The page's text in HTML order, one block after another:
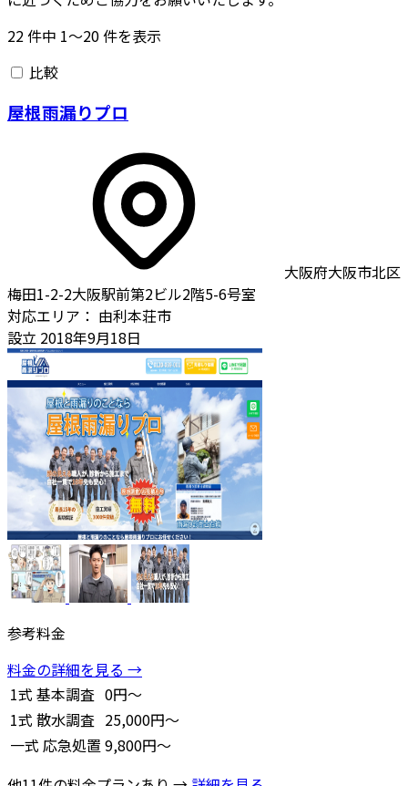
22件中 1〜20件を表示
比較
屋根雨漏りプロ
大阪府大阪市北区
梅田1-2-2大阪駅前第2ビル2階5-6号室
対応エリア： 由利本荘市
設立 2018年9月18日
参考料金
料金の詳細を見る →
1式 基本調査 0円～
1式 散水調査 25,000円～
一式 応急処置 9,800円～